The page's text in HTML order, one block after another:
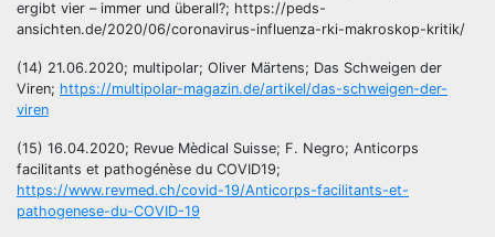
ergibt vier – immer und überall?; https://peds-
ansichten.de/2020/06/coronavirus-influenza-rki-makroskop-kritik/
(14) 21.06.2020; multipolar; Oliver Märtens; Das Schweigen der
Viren; https://multipolar-magazin.de/artikel/das-schweigen-der-
viren
(15) 16.04.2020; Revue Mèdical Suisse; F. Negro; Anticorps
facilitants et pathogénèse du COVID19;
https://www.revmed.ch/covid-19/Anticorps-facilitants-et-
pathogenese-du-COVID-19